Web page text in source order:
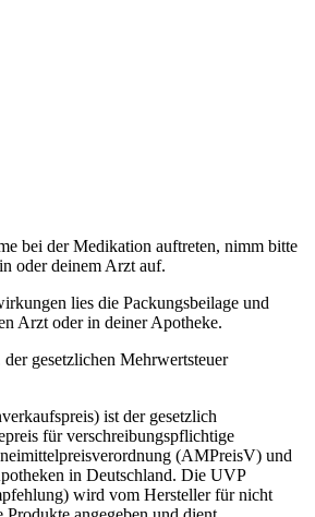
bei der Medikation auftreten, nimm bitte
oder deinem Arzt auf.
lies die Packungsbeilage und
Arzt oder in deiner Apotheke.
gesetzlichen Mehrwertsteuer
ist der gesetzlich
für verschreibungspflichtige
(AMPreisV) und
in Deutschland. Die UVP
wird vom Hersteller für nicht